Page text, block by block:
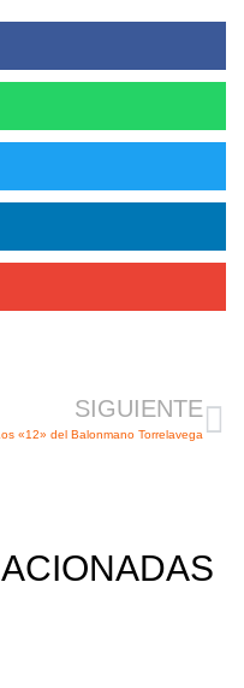
SIGUIENTE
«12» del Balonmano Torrelavega